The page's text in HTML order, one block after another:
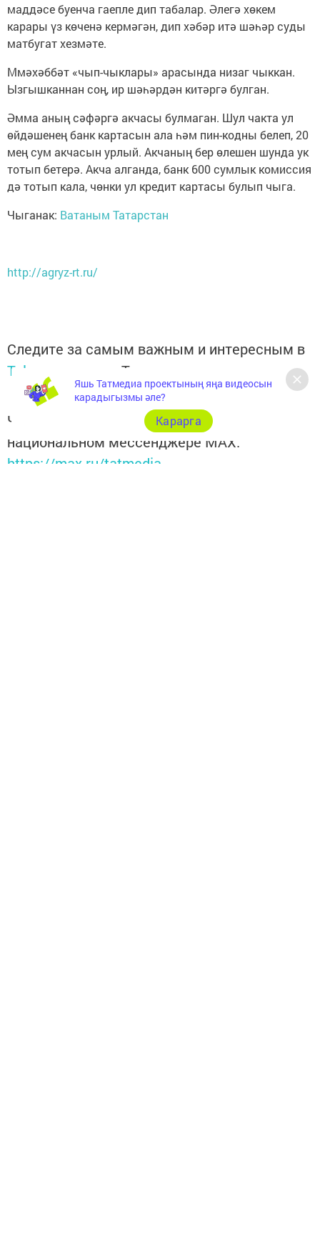
маддәсе буенча гаепле дип табалар. Әлегә хөкем
карары үз көченә кермәгән, дип хәбәр итә шәһәр суды
матбугат хезмәте.
Ммәхәббәт «чып-чыклары» арасында низаг чыккан.
Ызгышканнан соң, ир шәһәрдән китәргә булган.
Әмма аның сәфәргә акчасы булмаган. Шул чакта ул
өйдәшенең банк картасын ала һәм пин-кодны белеп, 20
мең сум акчасын урлый. Акчаның бер өлешен шунда ук
тотып бетерә. Акча алганда, банк 600 сумлык комиссия
дә тотып кала, чөнки ул кредит картасы булып чыга.
Чыганак: Ватаным Татарстан
http://agryz-rt.ru/
Следите за самым важным и интересным в
Telegram-канале
Татмедиа
Читайте новости Татарстана в
национальном мессенджере MАХ:
https://max.ru/tatmedia
Яшь Татмедиа проектының яңа видеосын
карадыгызмы әле?
Карарга